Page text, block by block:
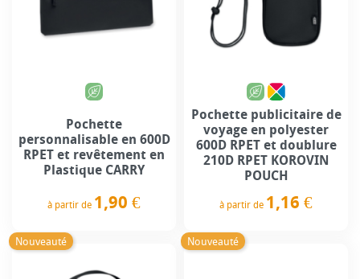
Pochette
personnalisable en 600D
RPET et revêtement en
Plastique CARRY
à partir de 1,90 €
Pochette publicitaire de
voyage en polyester
600D RPET et doublure
210D RPET KOROVIN
POUCH
à partir de 1,16 €
Nouveauté Nouveauté